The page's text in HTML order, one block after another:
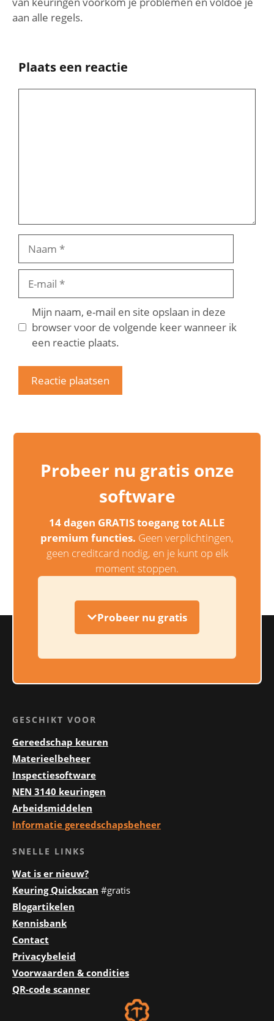
aan alle regels.
Plaats een reactie
mail
Mijn naam, e-mail en site opslaan in deze
browser voor de volgende keer wanneer ik
een reactie plaats.
Probeer nu gratis onze
software
14 dagen GRATIS toegang tot ALLE
premium functies. Geen verplichtingen,
geen creditcard nodig, en je kunt op elk
moment stoppen.
Probeer nu gratis
GESCHIKT VOOR
Gereedschap keuren
Materieelbeheer
Inspectiesoftware
NEN 3140 keuringen
Arbeidsmiddelen
Informatie gereedschapsbeheer
SNELLE LINKS
Wat is er nieuw?
Keuring Quickscan #gratis
Blogartikelen
Kennisbank
Contact
Privacybeleid
Voorwaarden & condities
QR-code scanner